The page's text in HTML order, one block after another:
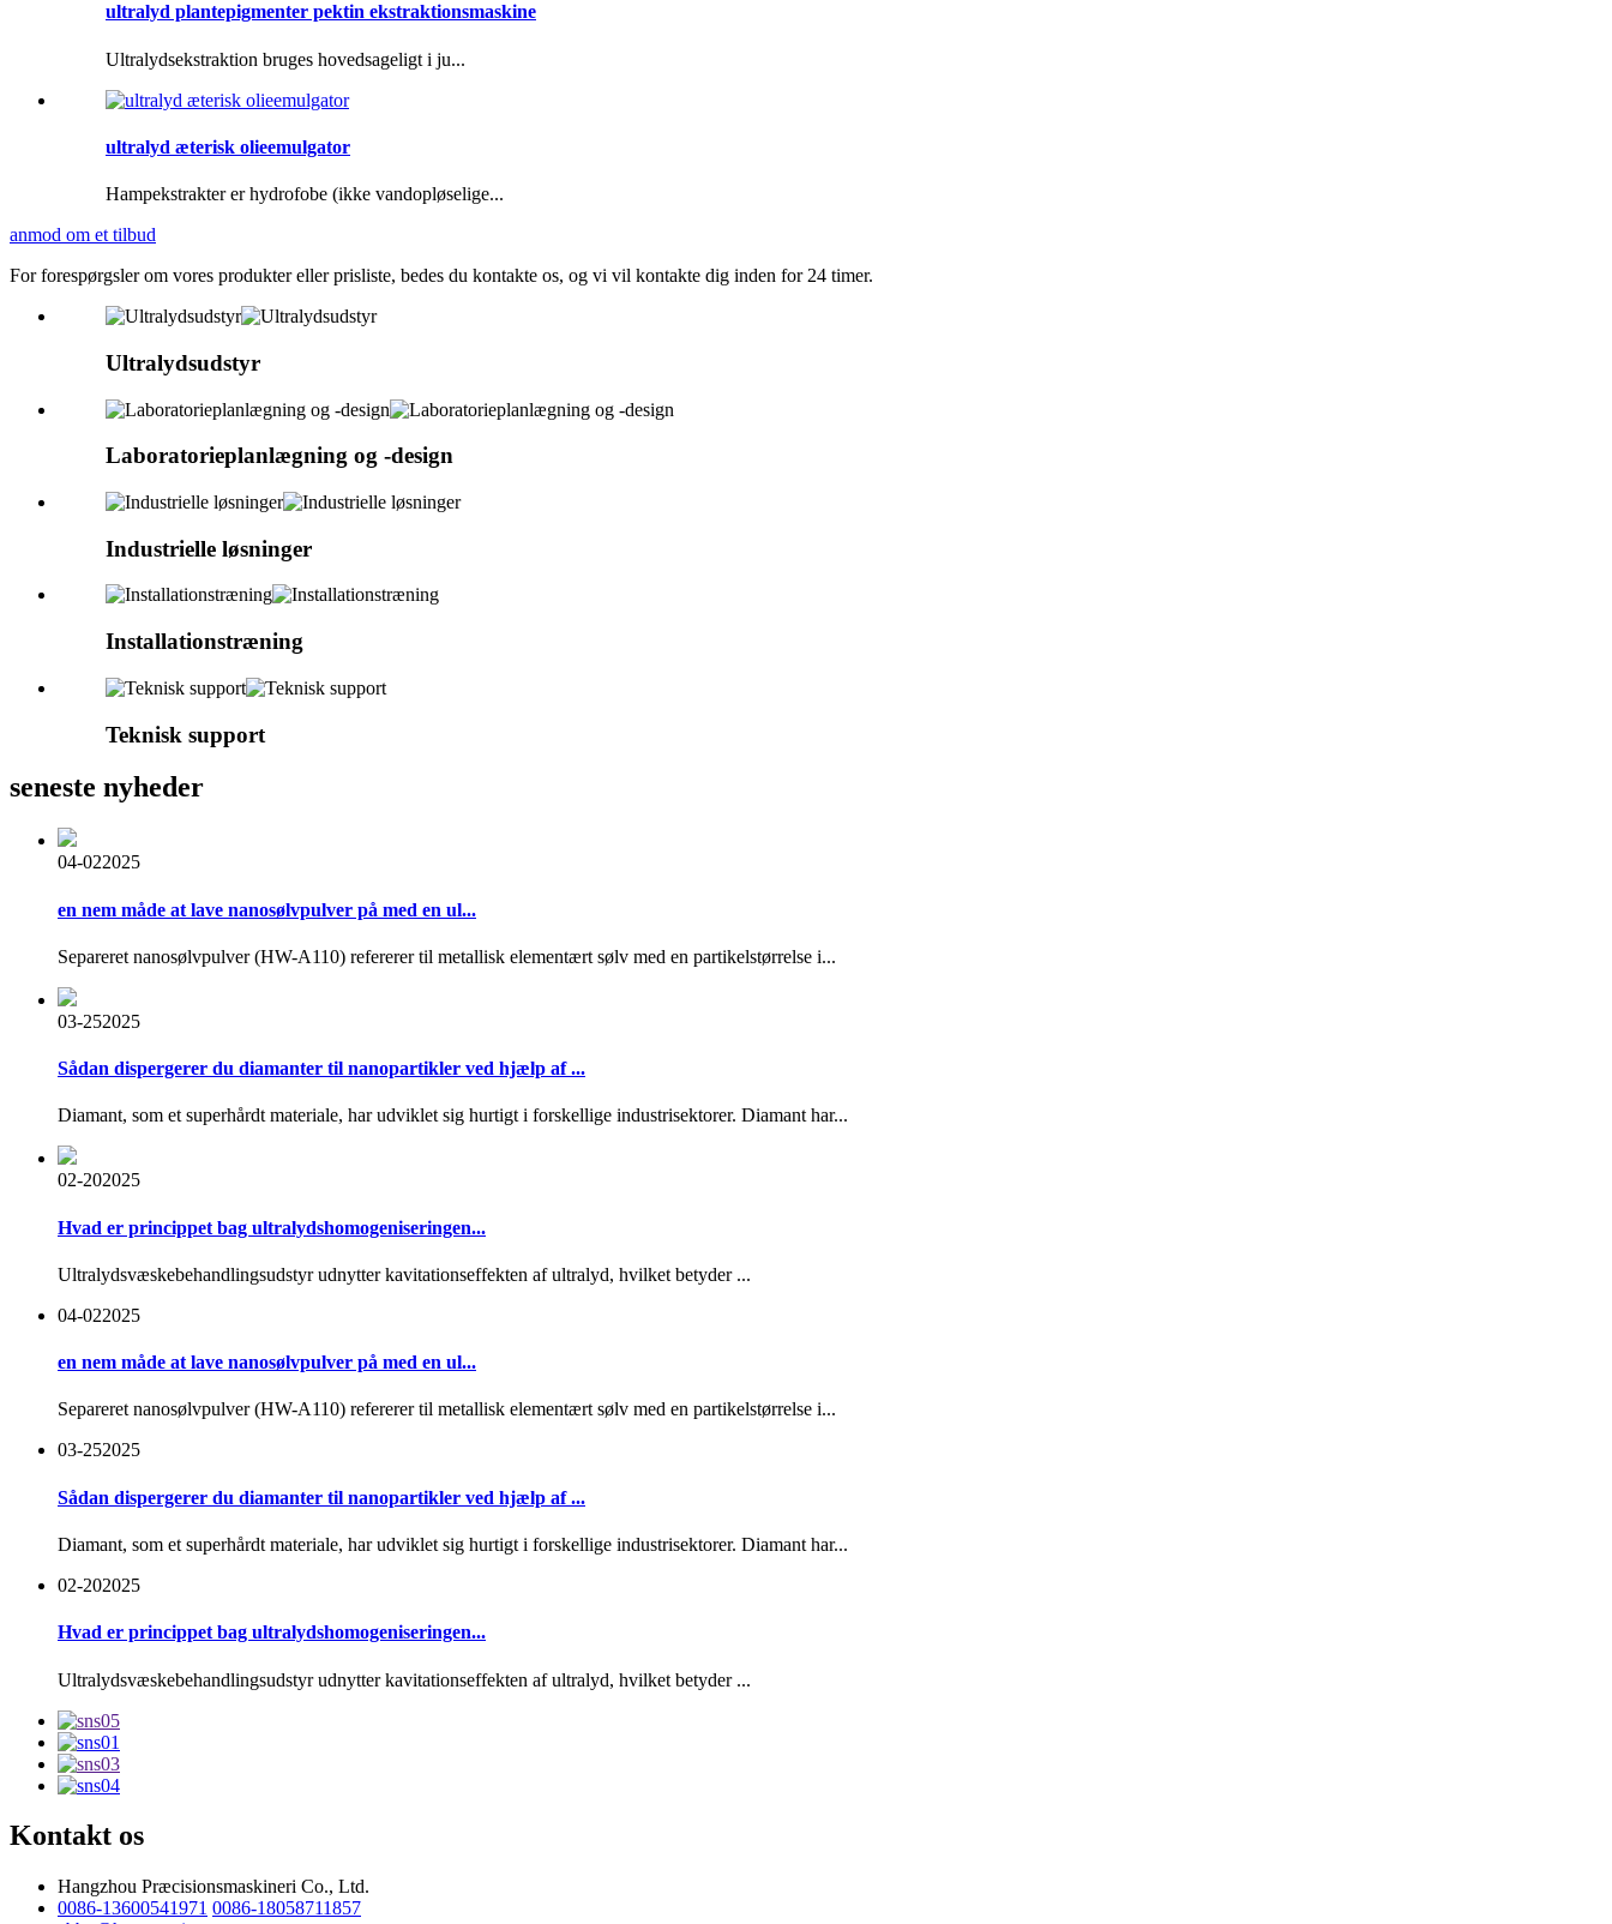
ultralyd plantepigmenter pektin ekstraktionsmaskine
Ultralydsekstraktion bruges hovedsageligt i ju...
ultralyd æterisk olieemulgator
Hampekstrakter er hydrofobe (ikke vandopløselige...
anmod om et tilbud
For forespørgsler om vores produkter eller prisliste, bedes du kontakte os, og vi vil kontakte dig inden for 24 timer.
Ultralydsudstyr
Laboratorieplanlægning og -design
Industrielle løsninger
Installationstræning
Teknisk support
seneste nyheder
04-022025
en nem måde at lave nanosølvpulver på med en ul...
Separeret nanosølvpulver (HW-A110) refererer til metallisk elementært sølv med en partikelstørrelse i...
03-252025
Sådan dispergerer du diamanter til nanopartikler ved hjælp af ...
Diamant, som et superhårdt materiale, har udviklet sig hurtigt i forskellige industrisektorer. Diamant har...
02-202025
Hvad er princippet bag ultralydshomogeniseringen...
Ultralydsvæskebehandlingsudstyr udnytter kavitationseffekten af ​​ultralyd, hvilket betyder ...
04-022025
en nem måde at lave nanosølvpulver på med en ul...
Separeret nanosølvpulver (HW-A110) refererer til metallisk elementært sølv med en partikelstørrelse i...
03-252025
Sådan dispergerer du diamanter til nanopartikler ved hjælp af ...
Diamant, som et superhårdt materiale, har udviklet sig hurtigt i forskellige industrisektorer. Diamant har...
02-202025
Hvad er princippet bag ultralydshomogeniseringen...
Ultralydsvæskebehandlingsudstyr udnytter kavitationseffekten af ​​ultralyd, hvilket betyder ...
Kontakt os
Hangzhou Præcisionsmaskineri Co., Ltd.
0086-13600541971 0086-18058711857